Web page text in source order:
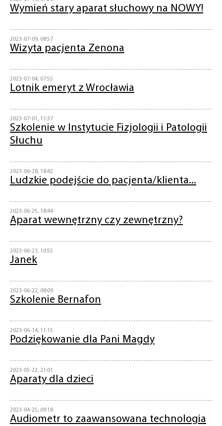
Wymień stary aparat słuchowy na NOWY!
2023-07-09, 08:57
Wizyta pacjenta Zenona
2023-07-04, 07:55
Lotnik emeryt z Wrocławia
2023-07-01, 11:37
Szkolenie w Instytucie Fizjologii i Patologii
Słuchu
2023-06-28, 18:42
Ludzkie podejście do pacjenta/klienta...
2023-06-25, 18:44
Aparat wewnętrzny czy zewnętrzny?
2023-06-23, 10:55
Janek
2023-06-22, 08:09
Szkolenie Bernafon
2023-06-14, 11:15
Podziękowanie dla Pani Magdy
2023-05-22, 21:01
Aparaty dla dzieci
2023-04-25, 09:18
Audiometr to zaawansowana technologia